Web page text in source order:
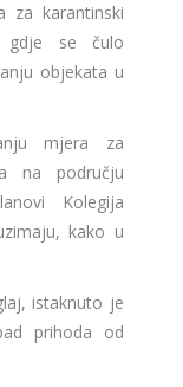
za karantinski
gdje se čulo
objekata u
mjera za
na području
Kolegija
kako u
istaknuto je
prihoda od